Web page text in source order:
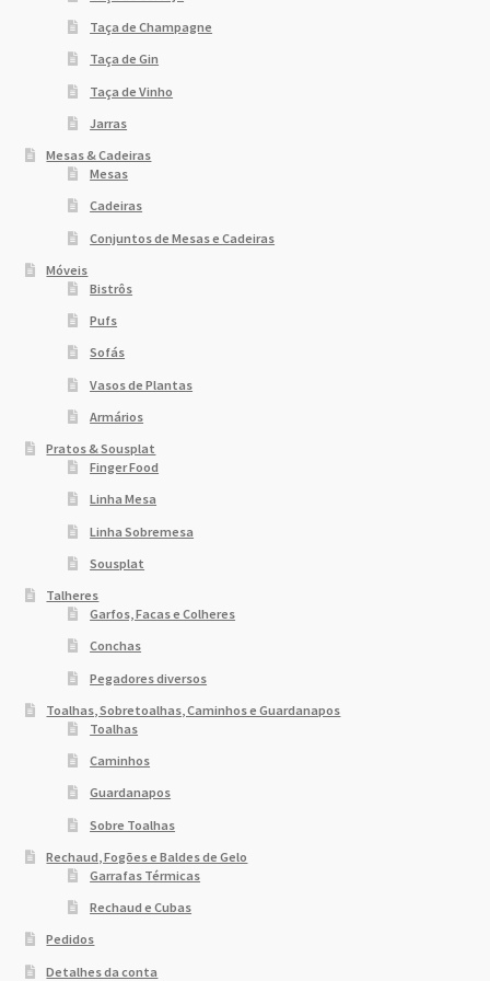
Sobre Nós
Dony Locações
Dony Locações
Instagram feed
Price table
Search box
Taça de Champagne
Taça de Gin
Taça de Vinho
Jarras
Mesas & Cadeiras
Mesas
Cadeiras
Conjuntos de Mesas e Cadeiras
Móveis
Bistrôs
Pufs
Sofás
Vasos de Plantas
Armários
Pratos & Sousplat
Finger Food
Linha Mesa
Linha Sobremesa
Sousplat
Talheres
Garfos, Facas e Colheres
Conchas
Pegadores diversos
Toalhas, Sobretoalhas, Caminhos e Guardanapos
Toalhas
Caminhos
Guardanapos
Sobre Toalhas
Rechaud, Fogões e Baldes de Gelo
Garrafas Térmicas
Rechaud e Cubas
Pedidos
Detalhes da conta